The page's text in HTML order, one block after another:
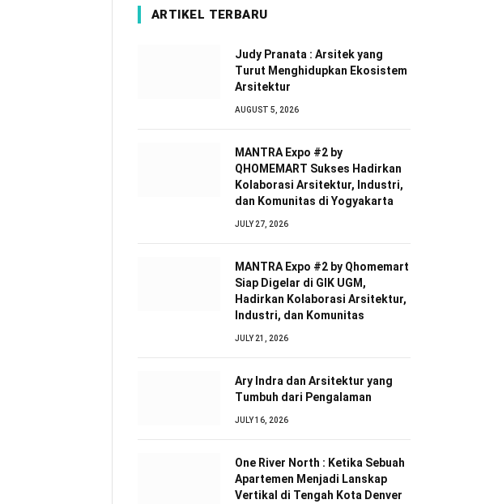
ARTIKEL TERBARU
Judy Pranata : Arsitek yang
Turut Menghidupkan Ekosistem
Arsitektur
AUGUST 5, 2026
MANTRA Expo #2 by
QHOMEMART Sukses Hadirkan
Kolaborasi Arsitektur, Industri,
dan Komunitas di Yogyakarta
JULY 27, 2026
MANTRA Expo #2 by Qhomemart
Siap Digelar di GIK UGM,
Hadirkan Kolaborasi Arsitektur,
Industri, dan Komunitas
JULY 21, 2026
Ary Indra dan Arsitektur yang
Tumbuh dari Pengalaman
JULY 16, 2026
One River North : Ketika Sebuah
Apartemen Menjadi Lanskap
Vertikal di Tengah Kota Denver